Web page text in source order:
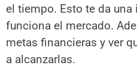
el tiempo. Esto te da
funciona el mercado.
metas financieras y ver
a alcanzarlas.